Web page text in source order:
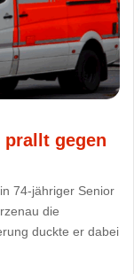
prallt gegen
74-jähriger Senior
die
duckte er dabei